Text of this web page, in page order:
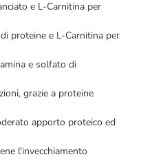
e L-Carnitina per
proteine e L-Carnitina per
e solfato di
grazie a proteine
apporto proteico ed
l'invecchiamento